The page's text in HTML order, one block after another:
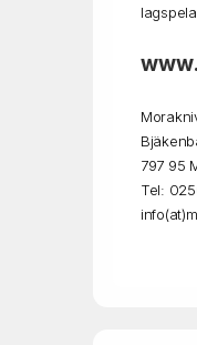
797 95
Tel: